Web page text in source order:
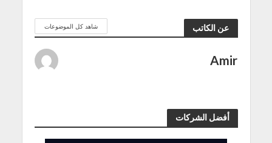
عن الكاتب شاهد كل الموضوعات
Amir
أفضل الشركات